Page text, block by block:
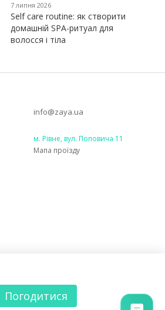
7 липня 2026
Self care routine: як створити
домашній SPA-ритуал для
волосся і тіла
info@zaya.ua
м. Рівне, вул. Поповича 11
Мапа проїзду
Погодитися